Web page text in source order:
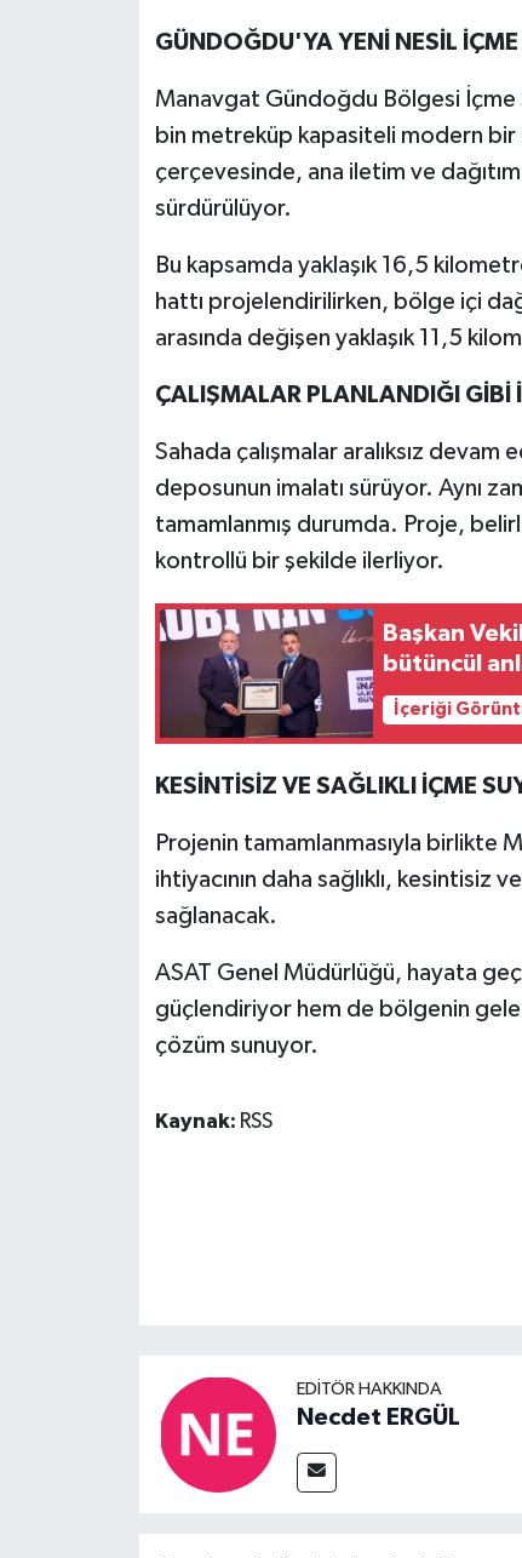
GÜNDOĞDU'YA YENİ NESİL İÇME
Manavgat Gündoğdu Bölgesi İçme
bin metreküp kapasiteli modern
çerçevesinde, ana iletim ve dağıtım
sürdürülüyor.
Bu kapsamda yaklaşık 16,5
hattı projelendirilirken, bölge içi
arasında değişen yaklaşık 11,5
ÇALIŞMALAR PLANLANDIĞI GİBİ
Sahada çalışmalar aralıksız
deposunun imalatı sürüyor. Aynı
tamamlanmış durumda. Proje,
kontrollü bir şekilde ilerliyor.
Başkan
bütüncül
İçeriği
KESİNTİSİZ VE SAĞLIKLI İÇME
Projenin tamamlanmasıyla birlikte
ihtiyacının daha sağlıklı, kesintisiz
sağlanacak.
ASAT Genel Müdürlüğü, hayata
güçlendiriyor hem de bölgenin
çözüm sunuyor.
Kaynak: RSS
EDITÖR HAKKINDA
Necdet ERGÜL